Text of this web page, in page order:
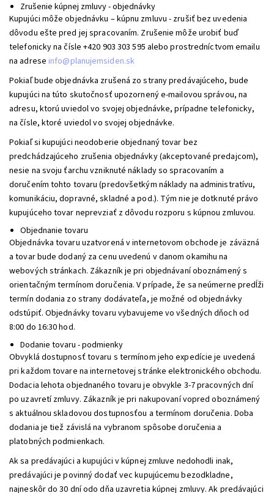
Zrušenie kúpnej zmluvy - objednávky
Kupujúci môže objednávku – kúpnu zmluvu - zrušiť bez uvedenia
dôvodu ešte pred jej spracovaním. Zrušenie môže urobiť buď
telefonicky na čísle +420 903 303 595 alebo prostredníctvom emailu
na adrese info@planujemsiden.sk
Pokiaľ bude objednávka zrušená zo strany predávajúceho, bude
kupujúci na túto skutočnosť upozornený e-mailovou správou, na
adresu, ktorú uviedol vo svojej objednávke, prípadne telefonicky,
na čísle, ktoré uviedol vo svojej objednávke.
Pokiaľ si kupujúci neodoberie objednaný tovar bez
predchádzajúceho zrušenia objednávky (akceptované predajcom),
nesie na svoju ťarchu vzniknuté náklady so spracovaním a
doručením tohto tovaru (predovšetkým náklady na administratívu,
komunikáciu, dopravné, skladné a pod.). Tým nie je dotknuté právo
kupujúceho tovar neprevziať z dôvodu rozporu s kúpnou zmluvou.
Objednanie tovaru
Objednávka tovaru uzatvorená v internetovom obchode je záväzná
a tovar bude dodaný za cenu uvedenú v danom okamihu na
webových stránkach. Zákazník je pri objednávaní oboznámený s
orientačným termínom doručenia. V prípade, že sa neúmerne predĺži
termín dodania zo strany dodávateľa, je možné od objednávky
odstúpiť. Objednávky tovaru vybavujeme vo všedných dňoch od
8:00 do 16:30 hod.
Dodanie tovaru - podmienky
Obvyklá dostupnosť tovaru s termínom jeho expedície je uvedená
pri každom tovare na internetovej stránke elektronického obchodu.
Dodacia lehota objednaného tovaru je obvykle 3-7 pracovných dní
po uzavretí zmluvy. Zákazník je pri nakupovaní vopred oboznámený
s aktuálnou skladovou dostupnosťou a termínom doručenia. Doba
dodania je tiež závislá na vybranom spôsobe doručenia a
platobných podmienkach.
Ak sa predávajúci a kupujúci v kúpnej zmluve nedohodli inak,
predávajúci je povinný dodať vec kupujúcemu bezodkladne,
najneskôr do 30 dní odo dňa uzavretia kúpnej zmluvy. Ak predávajúci